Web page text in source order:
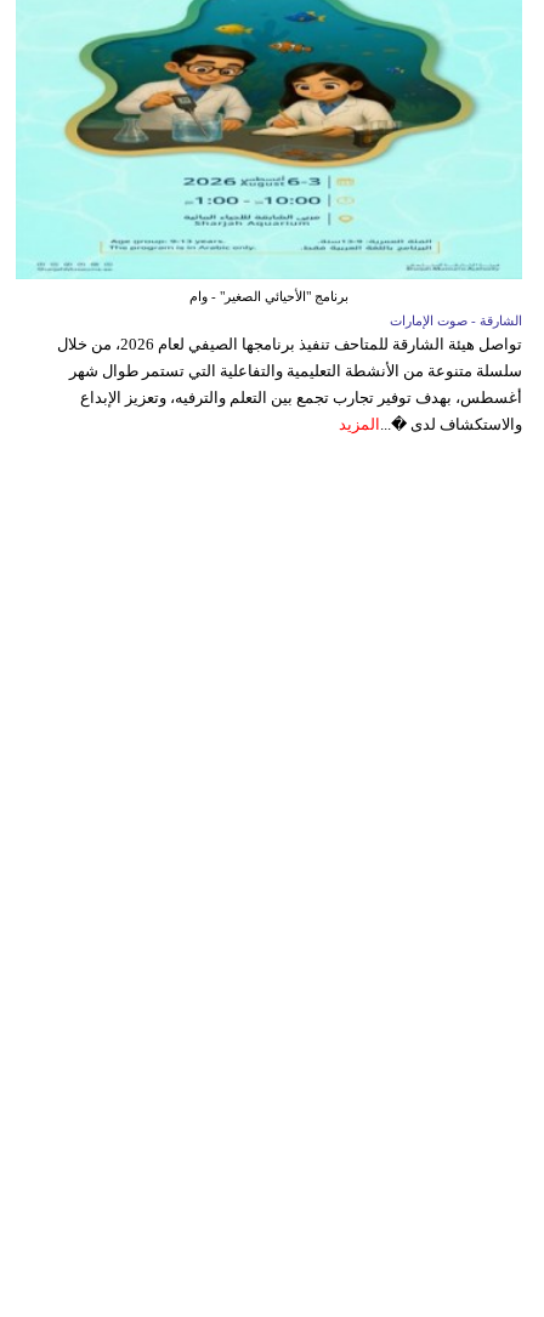
برنامج "الأحيائي الصغير" - وام
الشارقة - صوت الإمارات
تواصل هيئة الشارقة للمتاحف تنفيذ برنامجها الصيفي لعام 2026، من خلال
سلسلة متنوعة من الأنشطة التعليمية والتفاعلية التي تستمر طوال شهر
أغسطس، بهدف توفير تجارب تجمع بين التعلم والترفيه، وتعزيز الإبداع
والاستكشاف لدى �... المزيد